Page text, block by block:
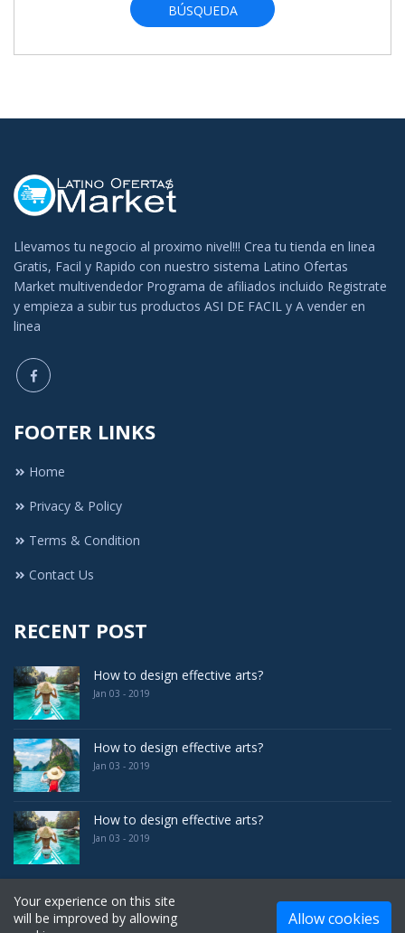
BÚSQUEDA
Llevamos tu negocio al proximo nivel!!! Crea tu tienda en linea
Gratis, Facil y Rapido con nuestro sistema Latino Ofertas
Market multivendedor Programa de afiliados incluido Registrate
y empieza a subir tus productos ASI DE FACIL y A vender en
linea
Your experience on this site
will be improved by allowing
Allow cookies
FOOTER LINKS
Home
Privacy & Policy
Terms & Condition
Contact Us
RECENT POST
How to design effective arts?
Jan 03 - 2019
How to design effective arts?
Jan 03 - 2019
How to design effective arts?
Jan 03 - 2019